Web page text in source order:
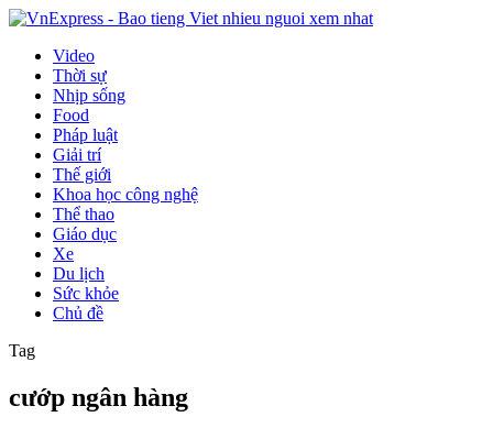
Video
Thời sự
Nhịp sống
Food
Pháp luật
Giải trí
Thế giới
Khoa học công nghệ
Thể thao
Giáo dục
Xe
Du lịch
Sức khỏe
Chủ đề
Tag
cướp ngân hàng